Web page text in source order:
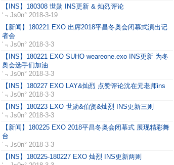
【INS】180308 世勋 INS更新 & 灿烈评论
‘﹃Js0n° 2018-3-19
【新闻】180221 EXO 出席2018平昌冬奥会闭幕式演出记
者会
‘﹃Js0n° 2018-3-3
【INS】180221 EXO SUHO weareone.exo INS更新 为冬
奥会选手们加油
‘﹃Js0n° 2018-3-3
【INS】180227 EXO LAY&灿烈 点赞评论沈在元老师ins
‘﹃Js0n° 2018-3-3
【INS】180223 EXO 世勋&伯贤&灿烈 INS更新三则
‘﹃Js0n° 2018-3-3
【新闻】180225 EXO 2018平昌冬奥会闭幕式 展现精彩舞
台
‘﹃Js0n° 2018-3-3
【INS】180225-180227 EXO 灿烈 INS更新两则